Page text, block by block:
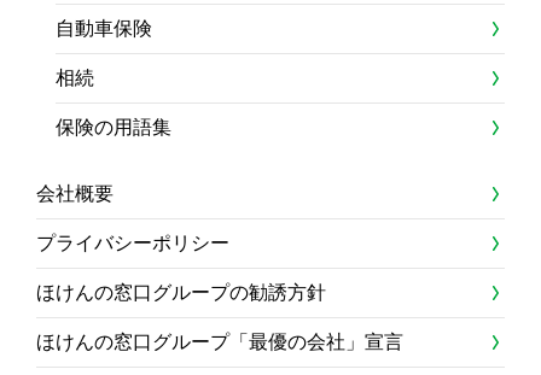
自動車保険
相続
保険の用語集
会社概要
プライバシーポリシー
ほけんの窓口グループの勧誘方針
ほけんの窓口グループ「最優の会社」宣言